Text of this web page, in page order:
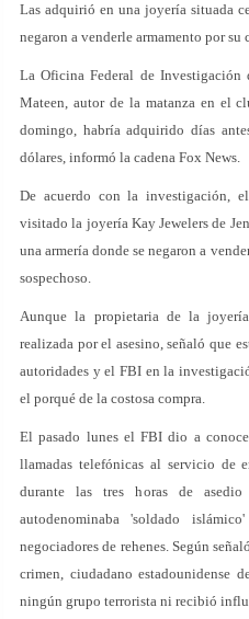
Las adquirió en una joyería situada
negaron a venderle armamento por su
La Oficina Federal de Investigación
Mateen, autor de la matanza en el
domingo, habría adquirido días
dólares, informó la cadena Fox News.
De acuerdo con la investigación,
visitado la joyería Kay Jewelers de
una armería donde se negaron a
sospechoso.
Aunque la propietaria de la
realizada por el asesino, señaló que
autoridades y el FBI en la
el porqué de la costosa compra.
El pasado lunes el FBI dio a
llamadas telefónicas al servicio de
durante las tres horas de
autodenominaba 'soldado
negociadores de rehenes. Según
crimen, ciudadano estadounidense
ningún grupo terrorista ni recibió